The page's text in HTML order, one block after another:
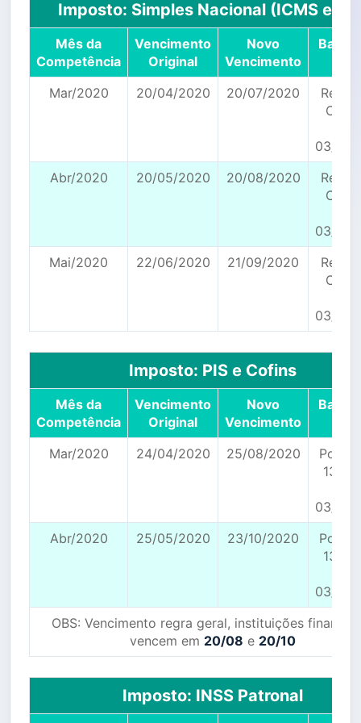
Imposto: Simples Nacional (ICMS e
Mês da
Competência
Vencimento
Original
Novo
Vencimento
Base
Mar/2020 20/04/2020 20/07/2020
03/04/
Abr/2020
20/05/2020 20/08/2020
03/04/
Mai/2020
22/06/2020 21/09/2020
03/04/
Imposto: PIS e Cofins
Mês da
Competência
Vencimento
Original
Novo
Vencimento
Base
Mar/2020 24/04/2020 25/08/2020
139/
03/04/
Abr/2020
25/05/2020 23/10/2020
139/
03/04/
OBS: Vencimento regra geral, instituições
vencem em 20/08 e 20/10
Imposto: INSS Patronal